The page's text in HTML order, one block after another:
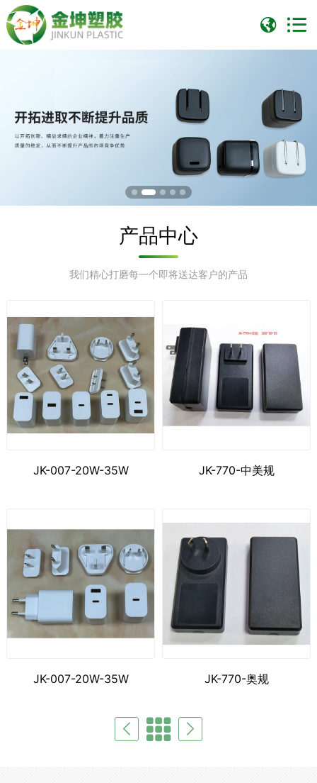
产品中心
我们精心打磨每一个即将送达客户的产品
JK-007-20W-35W
JK-007-20W-35W
JK-770-中美规
JK-770-奥规